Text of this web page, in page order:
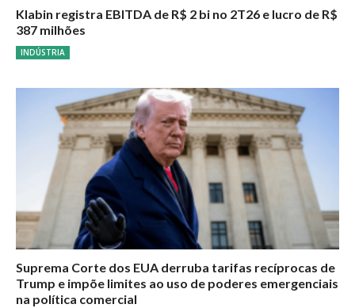
Klabin registra EBITDA de R$ 2 bi no 2T26 e lucro de R$
387 milhões
INDÚSTRIA
Suprema Corte dos EUA derruba tarifas recíprocas de
Trump e impõe limites ao uso de poderes emergenciais
na política comercial